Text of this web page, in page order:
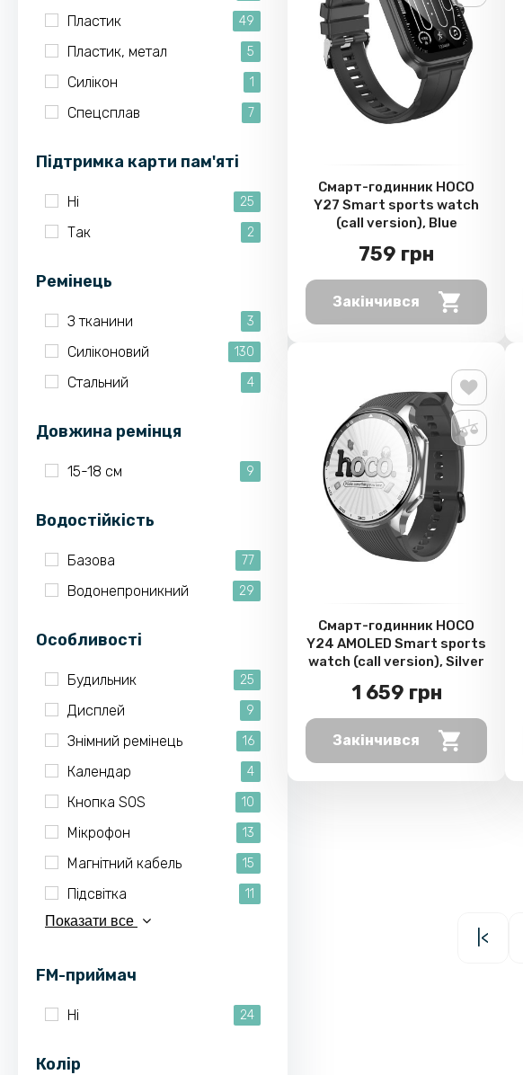
Пластик 49
Пластик, метал 5
Силікон 1
Спецсплав 7
Підтримка карти пам'яті
Ні 25
Так 2
Ремінець
З тканини 3
Силіконовий 130
Стальний 4
Довжина ремінця
15-18 см 9
Водостійкість
Базова 77
Водонепроникний 29
Особливості
Будильник 25
Дисплей 9
Знімний ремінець 16
Календар 4
Кнопка SOS 10
Мікрофон 13
Магнітний кабель 15
Підсвітка
11
Показати все
FM-приймач
Ні 24
Колір
Смарт-годинник HOCO
Y27 Smart sports watch
(call version), Blue
759 грн
Закінчився
Смарт-годинник HOCO
Y24 AMOLED Smart sports
watch (call version), Silver
1 659 грн
Закінчився
|<